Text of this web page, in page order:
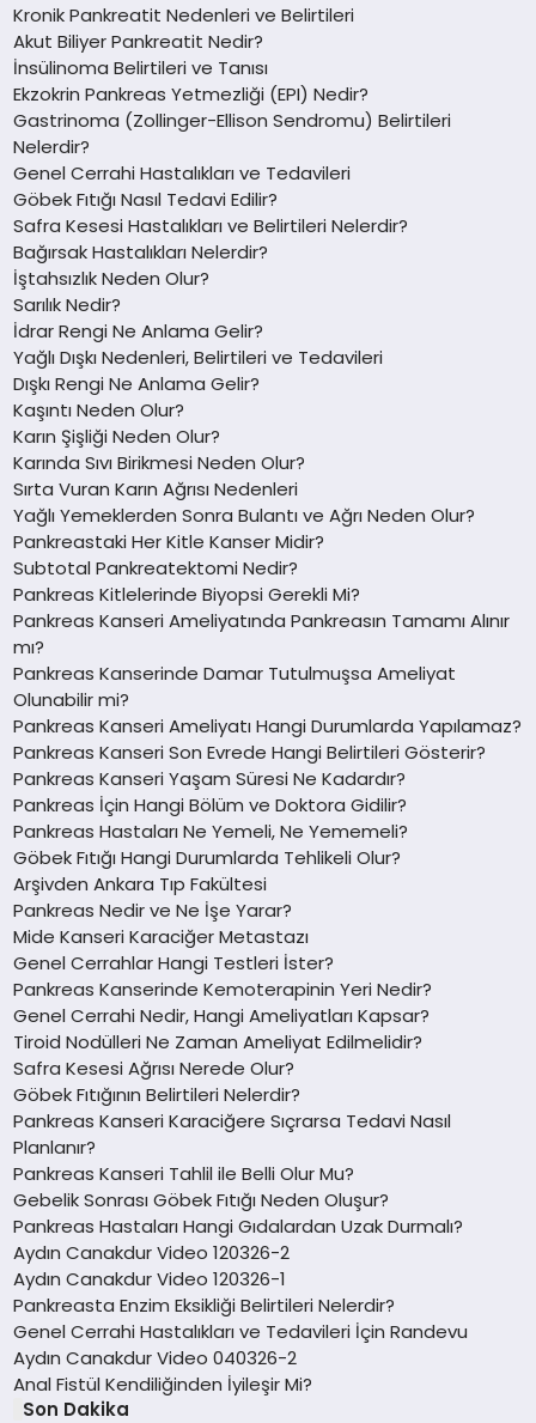
Kronik Pankreatit Nedenleri ve Belirtileri
Akut Biliyer Pankreatit Nedir?
İnsülinoma Belirtileri ve Tanısı
Ekzokrin Pankreas Yetmezliği (EPI) Nedir?
Gastrinoma (Zollinger-Ellison Sendromu) Belirtileri
Nelerdir?
Genel Cerrahi Hastalıkları ve Tedavileri
Göbek Fıtığı Nasıl Tedavi Edilir?
Safra Kesesi Hastalıkları ve Belirtileri Nelerdir?
Bağırsak Hastalıkları Nelerdir?
İştahsızlık Neden Olur?
Sarılık Nedir?
İdrar Rengi Ne Anlama Gelir?
Yağlı Dışkı Nedenleri, Belirtileri ve Tedavileri
Dışkı Rengi Ne Anlama Gelir?
Kaşıntı Neden Olur?
Karın Şişliği Neden Olur?
Karında Sıvı Birikmesi Neden Olur?
Sırta Vuran Karın Ağrısı Nedenleri
Yağlı Yemeklerden Sonra Bulantı ve Ağrı Neden Olur?
Pankreastaki Her Kitle Kanser Midir?
Subtotal Pankreatektomi Nedir?
Pankreas Kitlelerinde Biyopsi Gerekli Mi?
Pankreas Kanseri Ameliyatında Pankreasın Tamamı Alınır
mı?
Pankreas Kanserinde Damar Tutulmuşsa Ameliyat
Olunabilir mi?
Pankreas Kanseri Ameliyatı Hangi Durumlarda Yapılamaz?
Pankreas Kanseri Son Evrede Hangi Belirtileri Gösterir?
Pankreas Kanseri Yaşam Süresi Ne Kadardır?
Pankreas İçin Hangi Bölüm ve Doktora Gidilir?
Pankreas Hastaları Ne Yemeli, Ne Yememeli?
Göbek Fıtığı Hangi Durumlarda Tehlikeli Olur?
Arşivden Ankara Tıp Fakültesi
Pankreas Nedir ve Ne İşe Yarar?
Mide Kanseri Karaciğer Metastazı
Genel Cerrahlar Hangi Testleri İster?
Pankreas Kanserinde Kemoterapinin Yeri Nedir?
Genel Cerrahi Nedir, Hangi Ameliyatları Kapsar?
Tiroid Nodülleri Ne Zaman Ameliyat Edilmelidir?
Safra Kesesi Ağrısı Nerede Olur?
Göbek Fıtığının Belirtileri Nelerdir?
Pankreas Kanseri Karaciğere Sıçrarsa Tedavi Nasıl
Planlanır?
Pankreas Kanseri Tahlil ile Belli Olur Mu?
Gebelik Sonrası Göbek Fıtığı Neden Oluşur?
Pankreas Hastaları Hangi Gıdalardan Uzak Durmalı?
Aydın Canakdur Video 120326-2
Aydın Canakdur Video 120326-1
Pankreasta Enzim Eksikliği Belirtileri Nelerdir?
Genel Cerrahi Hastalıkları ve Tedavileri İçin Randevu
Aydın Canakdur Video 040326-2
Anal Fistül Kendiliğinden İyileşir Mi?
Son Dakika